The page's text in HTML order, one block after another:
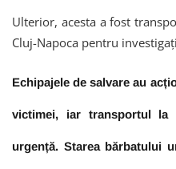
Ulterior, acesta a fost
Cluj-Napoca pentru
Echipajele de salvare au
victimei, iar transportul
urgență. Starea bărbatului